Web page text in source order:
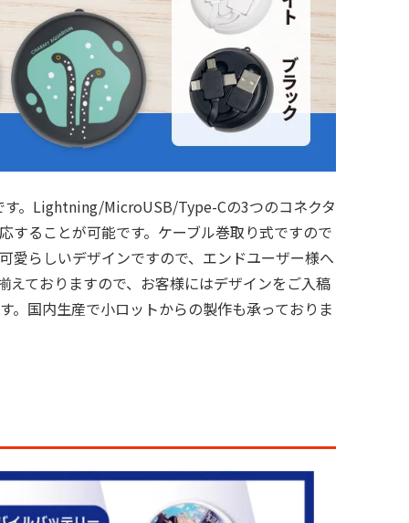
。Lightning/MicroUSB/Type-Cの3つのコネクタ
することが可能です。ケーブル巻取り式ですので
愛らしいデザインですので、エンドユーザー様へ
ておりますので、お客様にはデザインをご入稿
。国内生産で小ロットからの製作も承っておりま